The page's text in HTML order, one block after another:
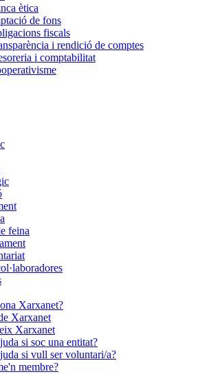
ètica
de fons
fiscals
i rendició de comptes
i comptabilitat
feina
Xarxanet?
Xarxanet
Xarxanet
si soc una entitat?
si vull ser voluntari/a?
membre?